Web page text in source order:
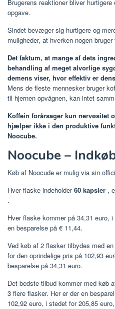
Brugerens reaktioner bliver
opgave.
Sindet bevæger sig hurtigere og
muligheder, at hverken nogen
Det faktum, at mange af dets
behandling af meget alvorlige
demens viser, hvor effektiv er
Mens de fleste mennesker bruger
til hjernen opvågnen, kan intet
Koffein forårsager kun nervøsitet
hjælper ikke i den produktive
Noocube.
Noocube –
Køb af Noocude er mulig via sin
Hver flaske indeholder60 kapsler ,
.
Hver flaske kommer på 34,31 euro,
en besparelse på € 11,44.
Ved køb af 2 flasker tilbydes med
for den oprindelige pris på 102,93
besparelse på 34,31 euro.
Det bedste tilbud kommer med køb
3 flere flasker. Her er der en
102,92 euro, i stedet for 205,85